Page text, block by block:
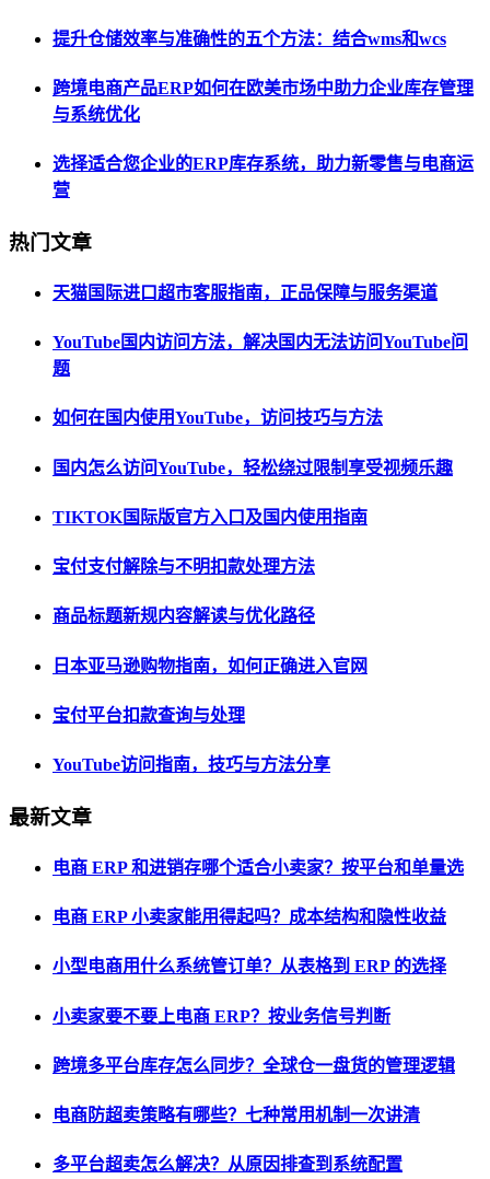
提升仓储效率与准确性的五个方法：结合wms和wcs
跨境电商产品ERP如何在欧美市场中助力企业库存管理
与系统优化
选择适合您企业的ERP库存系统，助力新零售与电商运
营
热门文章
天猫国际进口超市客服指南，正品保障与服务渠道
YouTube国内访问方法，解决国内无法访问YouTube问
题
如何在国内使用YouTube，访问技巧与方法
国内怎么访问YouTube，轻松绕过限制享受视频乐趣
TIKTOK国际版官方入口及国内使用指南
宝付支付解除与不明扣款处理方法
商品标题新规内容解读与优化路径
日本亚马逊购物指南，如何正确进入官网
宝付平台扣款查询与处理
YouTube访问指南，技巧与方法分享
最新文章
电商 ERP 和进销存哪个适合小卖家？按平台和单量选
电商 ERP 小卖家能用得起吗？成本结构和隐性收益
小型电商用什么系统管订单？从表格到 ERP 的选择
小卖家要不要上电商 ERP？按业务信号判断
跨境多平台库存怎么同步？全球仓一盘货的管理逻辑
电商防超卖策略有哪些？七种常用机制一次讲清
多平台超卖怎么解决？从原因排查到系统配置